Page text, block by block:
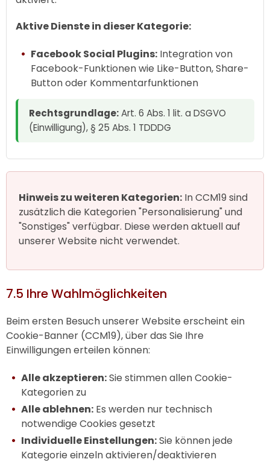
Aktive Dienste in dieser Kategorie:
Facebook Social Plugins: Integration von
Facebook-Funktionen wie Like-Button, Share-
Button oder Kommentarfunktionen
Rechtsgrundlage:Art. 6 Abs. 1 lit. a DSGVO
(Einwilligung), § 25 Abs. 1 TDDDG
Hinweis zu weiteren Kategorien: In CCM19 sind
zusätzlich die Kategorien "Personalisierung" und
"Sonstiges" verfügbar. Diese werden aktuell auf
unserer Website nicht verwendet.
7.5 Ihre Wahlmöglichkeiten
Beim ersten Besuch unserer Website erscheint ein
Cookie-Banner (CCM19), über das Sie Ihre
Einwilligungen erteilen können:
Alle akzeptieren:Sie stimmen allen Cookie-
Kategorien zu
Alle ablehnen: Es werden nur technisch
notwendige Cookies gesetzt
Individuelle Einstellungen:Sie können jede
Kategorie einzeln aktivieren/deaktivieren